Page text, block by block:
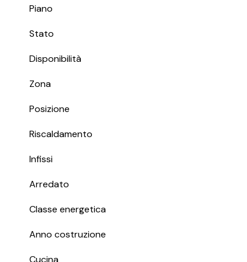
Piano
Stato
Disponibilità
Zona
Posizione
Riscaldamento
Infissi
Arredato
Classe energetica
Anno costruzione